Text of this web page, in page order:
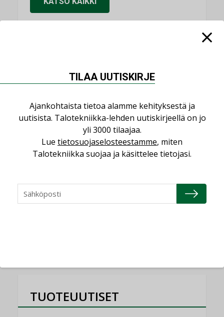
NIMITYKSET
Refair
Granlund Oy
Schneider Electric
NIMITYKSET
TUOTEUUTISET
TILAA UUTISKIRJE
Ajankohtaista tietoa alamme kehityksestä ja
uutisista. Talotekniikka-lehden uutiskirjeellä on jo
yli 3000 tilaajaa.
Lue tietosuojaselosteestamme, miten
Talotekniikka suojaa ja käsittelee tietojasi.